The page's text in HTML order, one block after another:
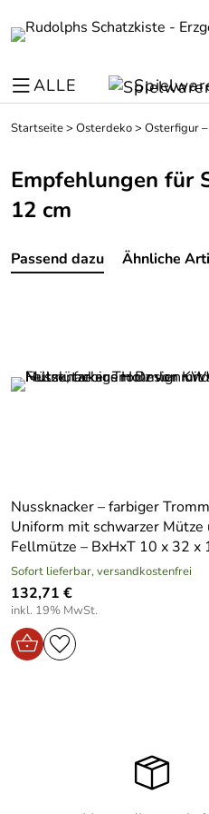
ALLE
Startseite> Osterdeko> Osterfigur
Empfehlungen für
12 cm
Passend dazu
Nussknacker – farbiger
Uniform mit schwarzer Mütze
Fellmütze – BxHxT 10 x 32 x
Sofort lieferbar, versandkostenfrei
132,71 €
inkl. 19% MwSt.
Ähnliche